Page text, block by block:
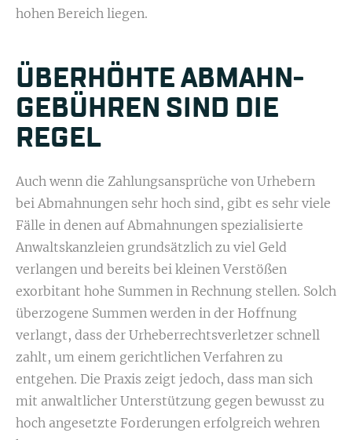
hohen Bereich liegen.
ÜBERHÖHTE ABMAHN­
GEBÜHREN SIND DIE
REGEL
Auch wenn die Zahlungsansprüche von Urhebern
bei Abmahnungen sehr hoch sind, gibt es sehr viele
Fälle in denen auf Abmahnungen spezialisierte
Anwaltskanzleien grundsätzlich zu viel Geld
verlangen und bereits bei kleinen Verstößen
exorbitant hohe Summen in Rechnung stellen. Solch
überzogene Summen werden in der Hoffnung
verlangt, dass der Urheberrechtsverletzer schnell
zahlt, um einem gerichtlichen Verfahren zu
entgehen. Die Praxis zeigt jedoch, dass man sich
mit anwaltlicher Unterstützung gegen bewusst zu
hoch angesetzte Forderungen erfolgreich wehren